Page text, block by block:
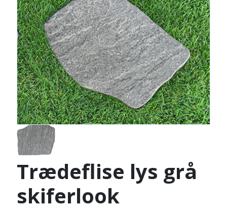
Trædeflise lys grå
skiferlook